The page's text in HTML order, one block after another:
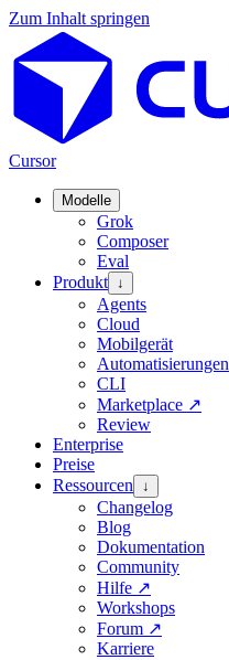
Zum Inhalt springen
Cursor
Modelle
Grok
Composer
Eval
Produkt ↓
Agents
Cloud
Mobilgerät
Automatisierungen
CLI
Marketplace ↗
Review
Enterprise
Preise
Ressourcen
↓
Changelog
Blog
Dokumentation
Community
Hilfe ↗
Workshops
Forum ↗
Karriere